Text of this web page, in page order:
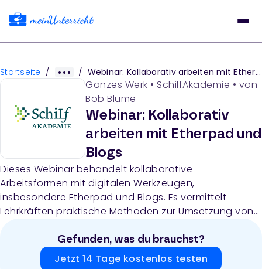
Startseite / / Webinar: Kollaborativ arbeiten mit Etherpad und Blogs
Ganzes Werk • SchilfAkademie • von
Bob Blume
Webinar: Kollaborativ
arbeiten mit Etherpad und
Blogs
Dieses Webinar behandelt kollaborative
Arbeitsformen mit digitalen Werkzeugen,
insbesondere Etherpad und Blogs. Es vermittelt
Lehrkräften praktische Methoden zur Umsetzung von
Plattformen.Gefunden, was du brauchst?
Jetzt 14 Tage kostenlos testen